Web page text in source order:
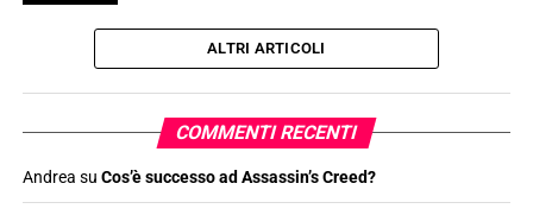
ALTRI ARTICOLI
COMMENTI RECENTI
Andrea su Cos’è successo ad Assassin’s Creed?